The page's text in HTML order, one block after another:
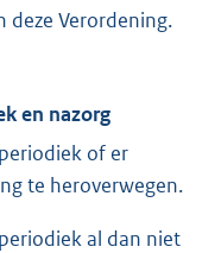
deze Verordening.
en nazorg
of er
te heroverwegen.
al dan niet